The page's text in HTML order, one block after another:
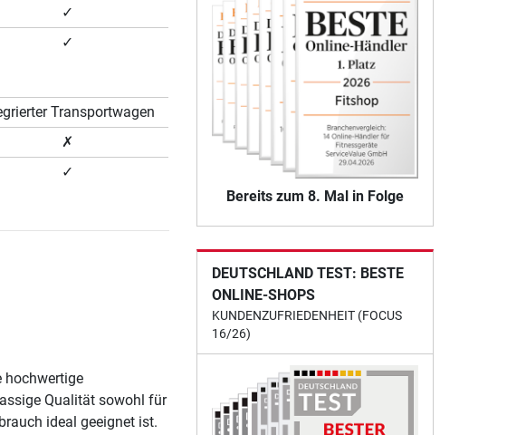
✓
✓
Transportwagen
✗
✓
Qualität sowohl für
ideal geeignet ist.
Bereits zum 8. Mal in Folge
DEUTSCHLAND TEST: BESTE
ONLINE-SHOPS
KUNDENZUFRIEDENHEIT (FOCUS
16/26)